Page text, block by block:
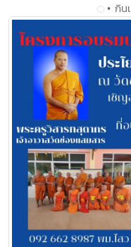
• กิ